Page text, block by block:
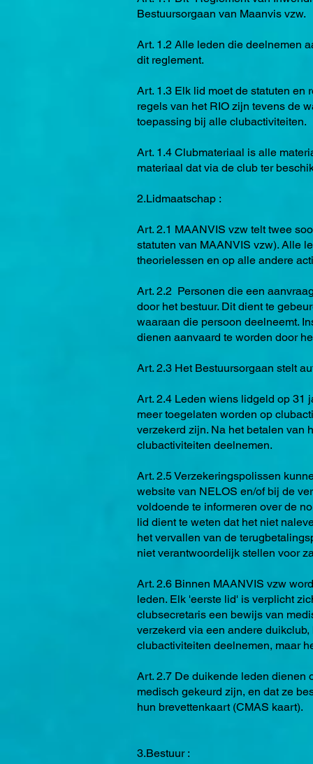
Bestuursorgaan van Maanvis vzw.
Art. 1.2 Alle leden die deelnemen
dit reglement.
Art. 1.3 Elk lid moet de statuten en
regels van het RIO zijn tevens de
toepassing bij alle clubactiviteiten.
Art. 1.4 Clubmateriaal is alle
materiaal dat via de club ter
2.Lidmaatschap :
Art. 2.1 MAANVIS vzw telt twee
statuten van MAANVIS vzw). Alle
theorielessen en op alle andere
Art. 2.2 Personen die een
door het bestuur. Dit dient te
waaraan die persoon deelneemt.
dienen aanvaard te worden door
Art. 2.3 Het Bestuursorgaan stelt
Art. 2.4 Leden wiens lidgeld op 31
meer toegelaten worden op
verzekerd zijn. Na het betalen van
clubactiviteiten deelnemen.
Art. 2.5 Verzekeringspolissen
website van NELOS en/of bij de
voldoende te informeren over de
lid dient te weten dat het niet
het vervallen van de
niet verantwoordelijk stellen voor
Art. 2.6 Binnen MAANVIS vzw
leden. Elk 'eerste lid' is verplicht
clubsecretaris een bewijs van
verzekerd via een andere
clubactiviteiten deelnemen, maar
Art. 2.7 De duikende leden dienen
medisch gekeurd zijn, en dat ze
hun brevettenkaart (CMAS kaart).
3.Bestuur :